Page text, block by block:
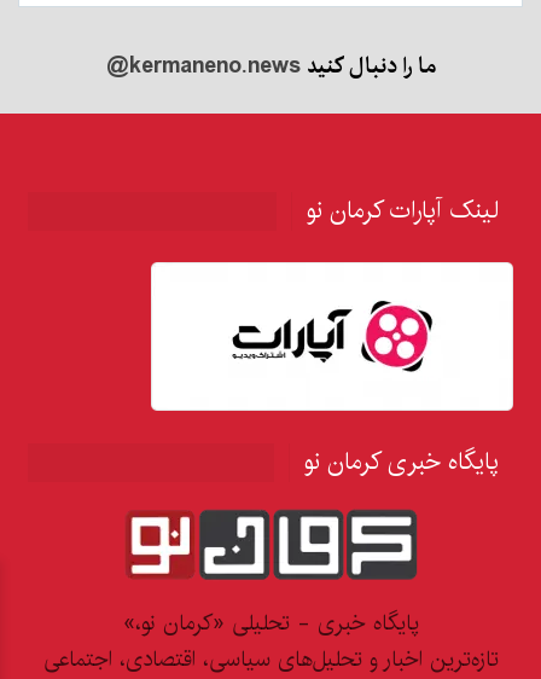
ما را دنبال کنید@kermaneno.news
لینک آپارات کرمان نو
پایگاه خبری کرمان نو
پایگاه خبری - تحلیلی «کرمان نو،»
تازه‌ترین اخبار و تحلیل‌های سیاسی، اقتصادی، اجتماعی